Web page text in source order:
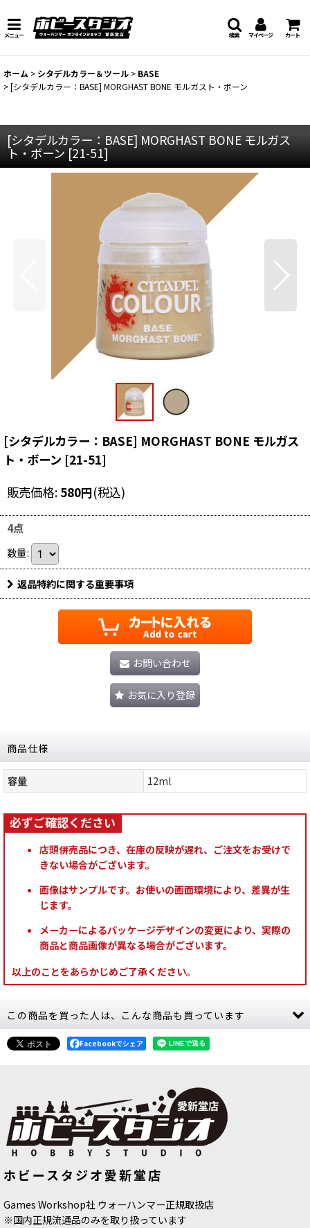
メニュー マイページ カート
検索
ホーム > シタデルカラー＆ツール > BASE
>[シタデルカラー：BASE] MORGHAST BONE モルガスト・ボーン
[シタデルカラー：BASE] MORGHAST BONE モルガス
ト・ボーン [21-51]
[シタデルカラー：BASE] MORGHAST BONE モルガス
ト・ボーン [21-51]
販売価格: 580円(税込)
4点
数量:
返品特約に関する重要事項
お問い合わせ
お気に入り登録
商品仕様
容量 12ml
店頭併売品につき、在庫の反映が遅れ、ご注文をお受けで
きない場合がございます。
画像はサンプルです。お使いの画面環境により、差異が生
じます。
メーカーによるパッケージデザインの変更により、実際の
商品と商品画像が異なる場合がございます。
以上のことをあらかじめご了承ください。
この商品を買った人は、こんな商品も買っています
イシーア[ 21-54]
クスブイ・エイトエイト
Facebookでシェア
ホビースタジオ愛新堂店
Games Workshop社 ウォーハンマー正規取扱店
※国内正規流通品のみを取り扱っています